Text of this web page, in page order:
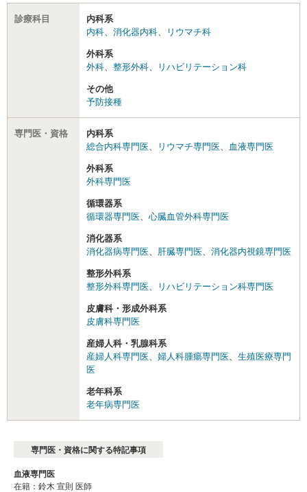
診療科目
内科系
内科
消化器内科 リウマチ科
外科系
外科
整形外科 リハビリテーション科
その他
予防接種
専門医・資格
内科系
総合内科専門医
リウマチ専門医 血液専門医
外科系
外科専門医
循環器系
循環器専門医
心臓血管外科専門医
消化器系
消化器病専門医
肝臓専門医 消化器内視鏡専門医
整形外科系
整形外科専門医
リハビリテーション科専門医
皮膚科・形成外科系
皮膚科専門医
産婦人科・乳腺科系
産婦人科専門医
婦人科腫瘍専門医
生殖医療専門
医
老年科系
老年病専門医
専門医・資格に関する特記事項
血液専門医
在籍：鈴木 宣則 医師